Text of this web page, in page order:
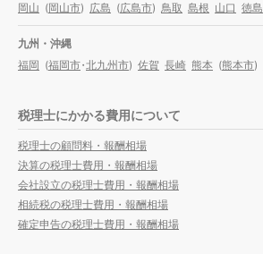
岡山 (岡山市) 広島 (広島市) 鳥取 島根 山口 徳島
九州・沖縄
福岡 (福岡市・北九州市) 佐賀 長崎 熊本 (熊本市)
税理士にかかる費用について
税理士の顧問料・報酬相場
決算の税理士費用・報酬相場
会社設立の税理士費用・報酬相場
相続税の税理士費用・報酬相場
確定申告の税理士費用・報酬相場